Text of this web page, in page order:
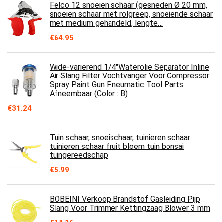
Felco 12 snoeien schaar (gesneden Ø 20 mm,
snoeien schaar met rolgreep, snoeiende schaar
met medium gehandeld, lengte…
€64.95
Wide-variërend 1/4"Waterolie Separator Inline
Air Slang Filter Vochtvanger Voor Compressor
Spray Paint Gun Pneumatic Tool Parts
Afneembaar (Color : B)
€31.24
Tuin schaar, snoeischaar, tuinieren schaar
tuinieren schaar fruit bloem tuin bonsai
tuingereedschap
€5.99
BOBEINI Verkoop Brandstof Gasleiding Pijp
Slang Voor Trimmer Kettingzaag Blower 3 mm